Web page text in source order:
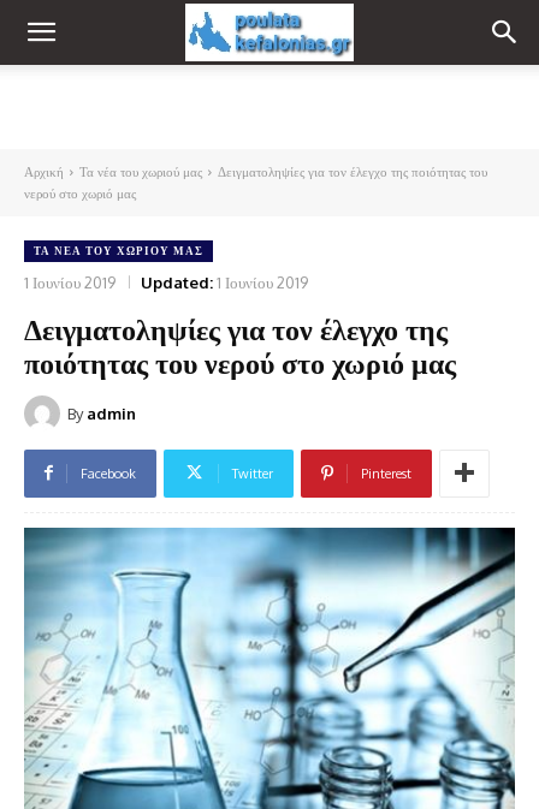
Αρχική Τα νέα του χωριού μας
Δειγματοληψίες για τον έλεγχο της ποιότητας του
νερού στο χωριό μας
ΤΑ ΝΈΑ ΤΟΥ ΧΩΡΙΟΎ ΜΑΣ
1 Ιουνίου 2019 Updated:1 Ιουνίου 2019
Δειγματοληψίες για τον έλεγχο της
ποιότητας του νερού στο χωριό μας
By admin
Facebook Twitter Pinterest